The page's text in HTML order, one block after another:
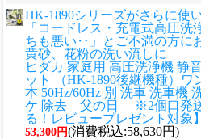
HK-1890シリーズがさらに使
「コードレス・充電式高圧
ちも悪い‥」とご不満の方に
黄砂、花粉の洗い流しに
ヒダカ 家庭用 高圧洗浄機 静
ット （HK-1890後継機種）ワ
本 50Hz/60Hz 別 洗車 洗車機
ケ 除去 父の日 ※2個口発送
る！レビュープレゼント対象】
53,300円(消費税込:58,630円)